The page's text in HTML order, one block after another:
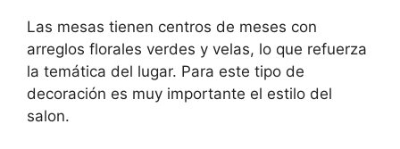
Las mesas tienen centros de meses con
arreglos florales verdes y velas, lo que refuerza
la temática del lugar. Para este tipo de
decoración es muy importante el estilo del
salon.